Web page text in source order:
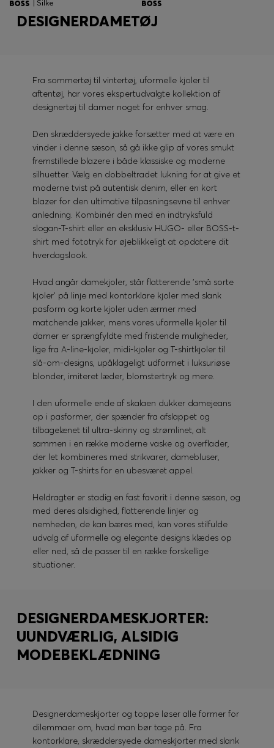
| Silke
DESIGNERDAMETØJ
Fra sommertøj til vintertøj, uformelle kjoler til
aftentøj, har vores ekspertudvalgte kollektion af
designertøj til damer noget for enhver smag.
Den skræddersyede jakke forsætter med at være en
vinder i denne sæson, så gå ikke glip af vores smukt
fremstillede blazere i både klassiske og moderne
silhuetter. Vælg en dobbeltradet lukning for at give et
moderne tvist på autentisk denim, eller en kort
blazer for den ultimative tilpasningsevne til enhver
anledning. Kombinér den med en indtryksfuld
slogan-T-shirt eller en eksklusiv HUGO- eller BOSS-t-
shirt med fototryk for øjeblikkeligt at opdatere dit
hverdagslook.
Hvad angår damekjoler, står flatterende 'små sorte
kjoler' på linje med kontorklare kjoler med slank
pasform og korte kjoler uden ærmer med
matchende jakker, mens vores uformelle kjoler til
damer er sprængfyldte med fristende muligheder,
lige fra A-line-kjoler, midi-kjoler og T-shirtkjoler til
slå-om-designs, upåklageligt udformet i luksuriøse
blonder, imiteret læder, blomstertryk og mere.
I den uformelle ende af skalaen dukker damejeans
op i pasformer, der spænder fra afslappet og
tilbagelænet til ultra-skinny og strømlinet, alt
sammen i en række moderne vaske og overflader,
der let kombineres med strikvarer, damebluser,
jakker og T-shirts for en ubesværet appel.
Heldragter er stadig en fast favorit i denne sæson, og
med deres alsidighed, flatterende linjer og
nemheden, de kan bæres med, kan vores stilfulde
udvalg af uformelle og elegante designs klædes op
eller ned, så de passer til en række forskellige
situationer.
DESIGNERDAMESKJORTER:
UUNDVÆRLIG, ALSIDIG
MODEBEKLÆDNING
Designerdameskjorter og toppe løser alle former for
dilemmaer om, hvad man bør tage på. Fra
kontorklare, skræddersyede dameskjorter med slank